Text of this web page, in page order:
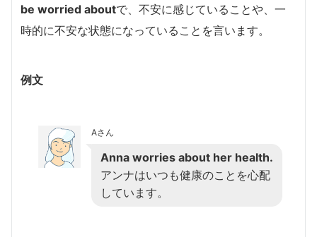
be worried aboutで、不安に感じていることや、一
時的に不安な状態になっていることを言います。
例文
Aさん
Anna worries about her health.
アンナはいつも健康のことを心配
しています。